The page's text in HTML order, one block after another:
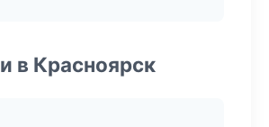
в Красноярск